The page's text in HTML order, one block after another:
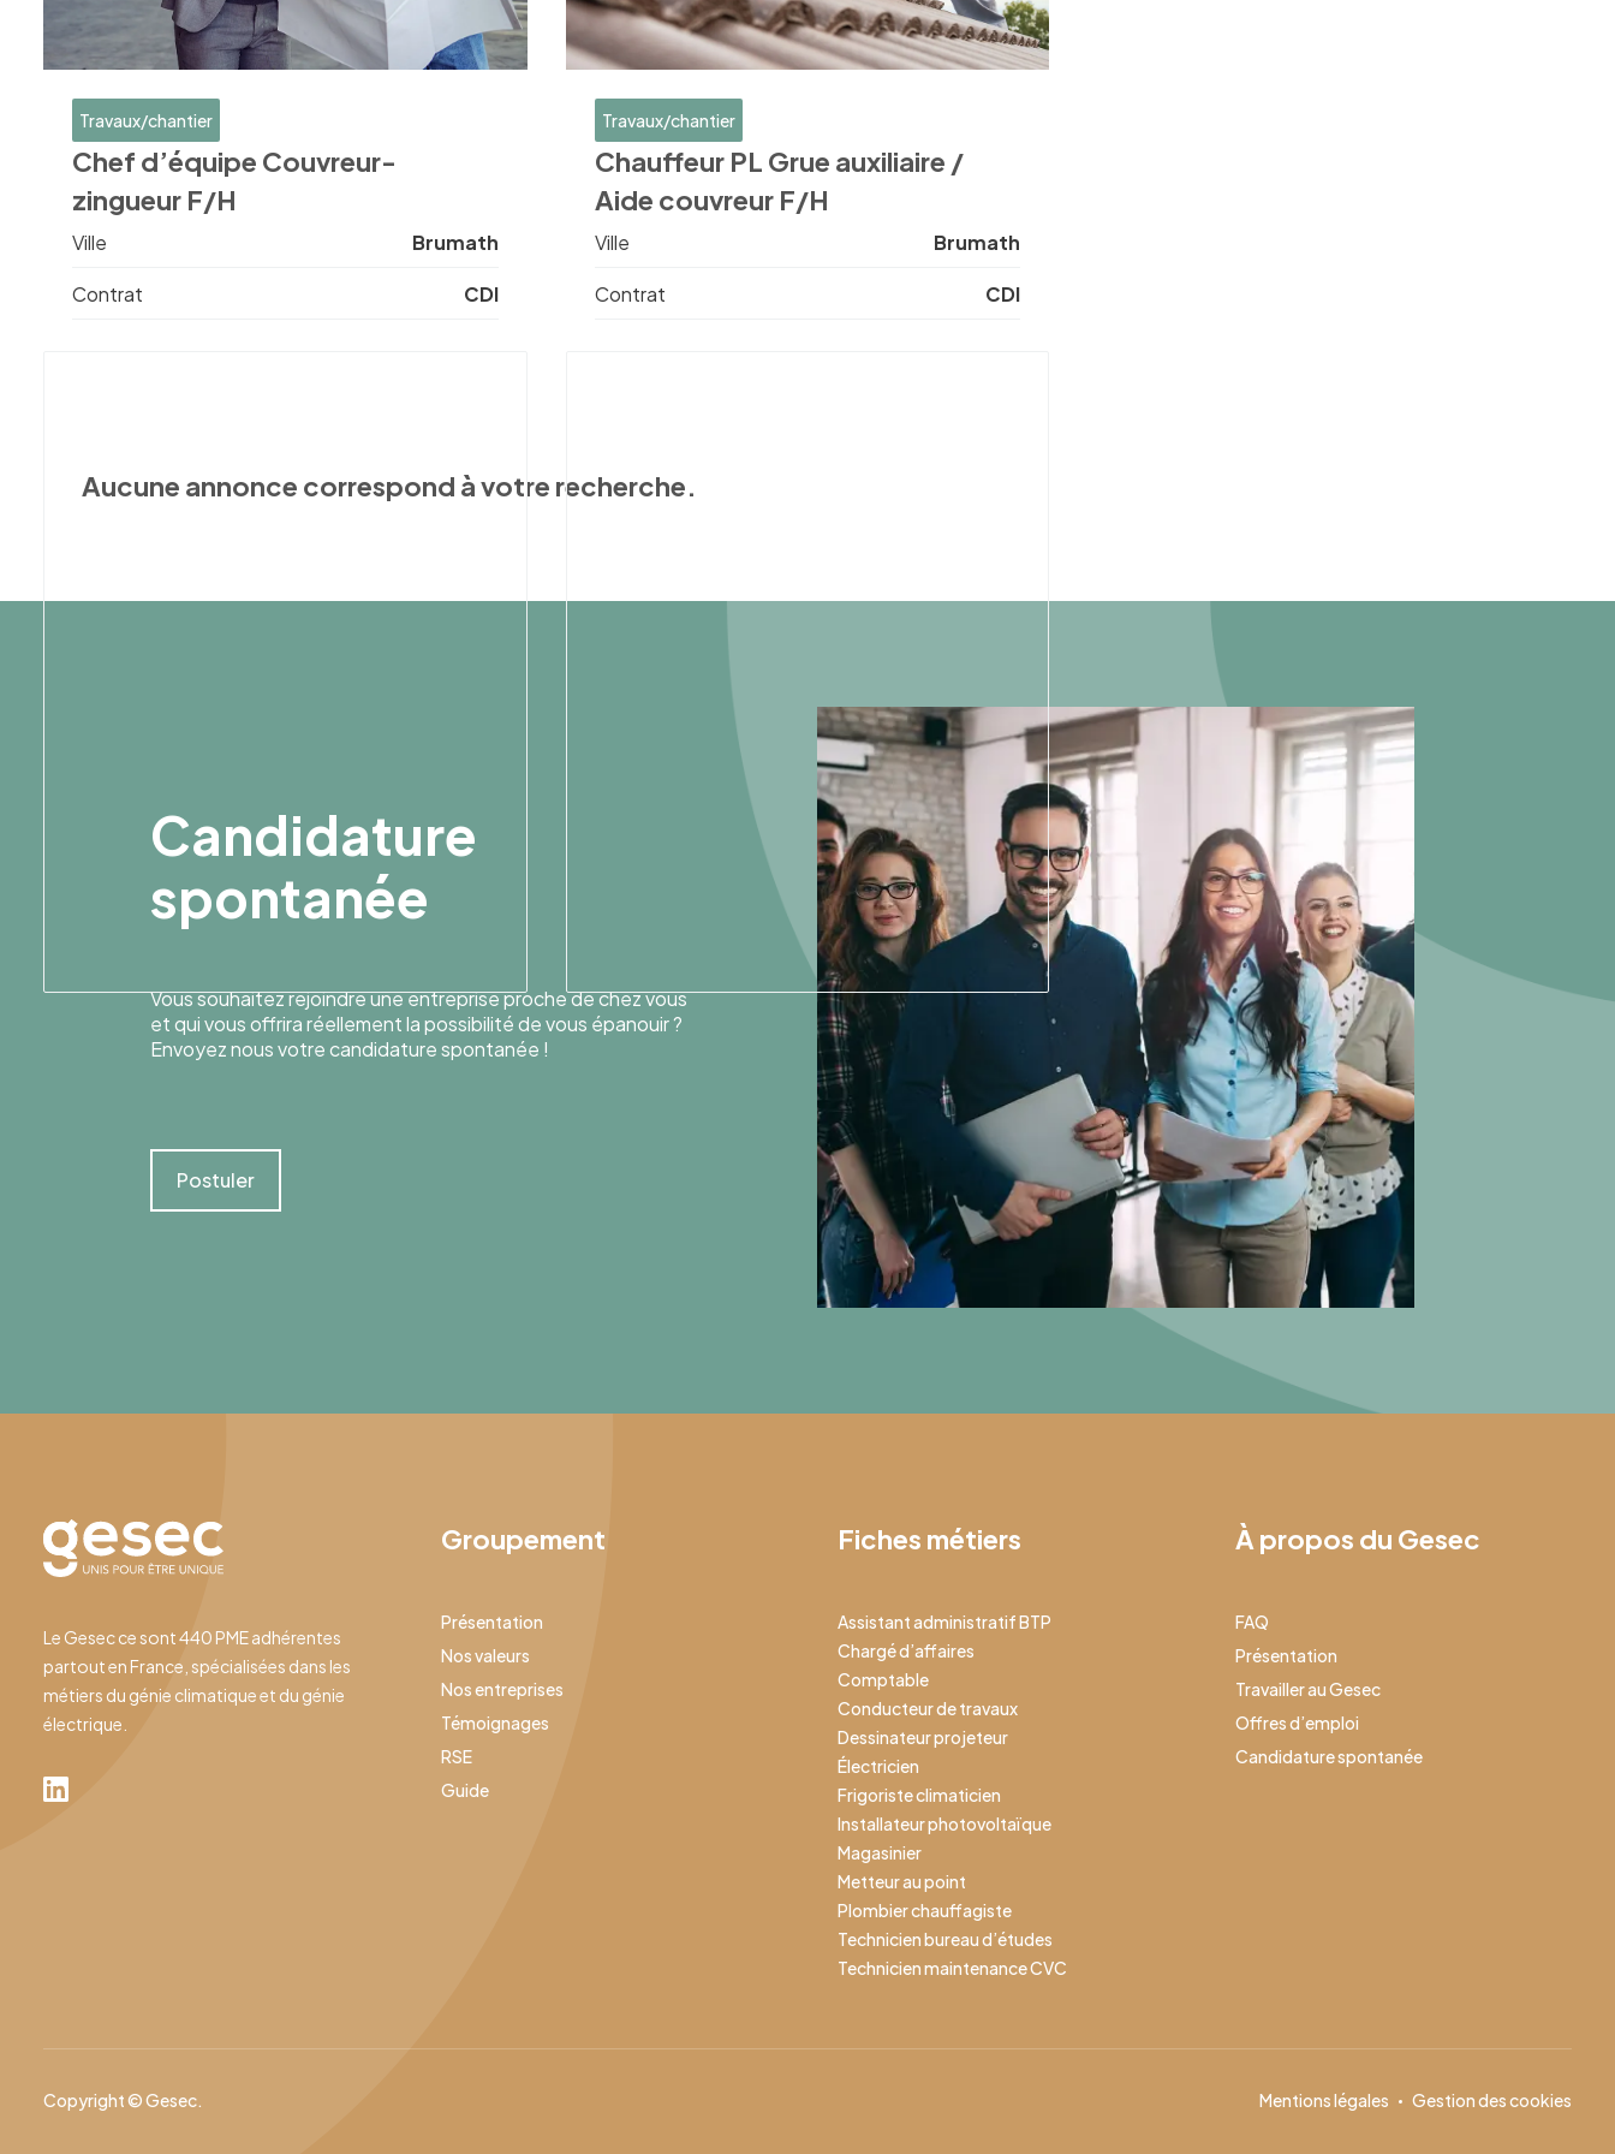
Travaux/chantier
Chef d’équipe Couvreur-
zingueur F/H
Ville Brumath
Contrat CDI
Travaux/chantier
Chauffeur PL Grue auxiliaire /
Aide couvreur F/H
Ville Brumath
Contrat CDI
Aucune annonce correspond à votre recherche.
Candidature
spontanée
Vous souhaitez rejoindre une entreprise proche de chez vous
et qui vous offrira réellement la possibilité de vous épanouir ?
Envoyez nous votre candidature spontanée !
Postuler
Le Gesec ce sont 440 PME adhérentes
partout en France, spécialisées dans les
métiers du génie climatique et du génie
électrique.
Groupement
Présentation
Nos valeurs
Nos entreprises
Témoignages
RSE
Guide
Fiches métiers
Assistant administratif BTP
Chargé d’affaires
Comptable
Conducteur de travaux
Dessinateur projeteur
Électricien
Frigoriste climaticien
Installateur photovoltaïque
Magasinier
Metteur au point
Plombier chauffagiste
Technicien bureau d’études
Technicien maintenance CVC
À propos du Gesec
FAQ
Présentation
Travailler au Gesec
Offres d’emploi
Candidature spontanée
Copyright © Gesec. Mentions légales Gestion des cookies